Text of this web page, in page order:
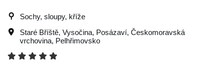
Sochy, sloupy, kříže
Staré Bříště, Vysočina, Posázaví, Českomoravská
vrchovina, Pelhřimovsko